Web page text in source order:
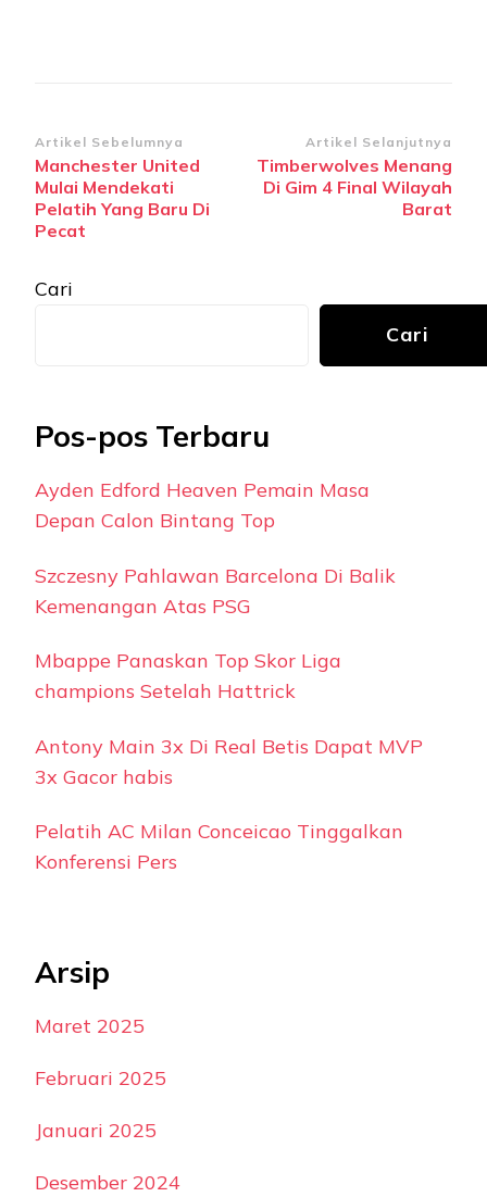
Navigasi
Artikel
Artikel Sebelumnya
Manchester United
Mulai Mendekati
Pelatih Yang Baru Di
Pecat
Artikel Selanjutnya
Timberwolves Menang
Di Gim 4 Final Wilayah
Barat
Cari
Cari
Pos-pos Terbaru
Ayden Edford Heaven Pemain Masa
Depan Calon Bintang Top
Szczesny Pahlawan Barcelona Di Balik
Kemenangan Atas PSG
Mbappe Panaskan Top Skor Liga
champions Setelah Hattrick
Antony Main 3x Di Real Betis Dapat MVP
3x Gacor habis
Pelatih AC Milan Conceicao Tinggalkan
Konferensi Pers
Arsip
Maret 2025
Februari 2025
Januari 2025
Desember 2024